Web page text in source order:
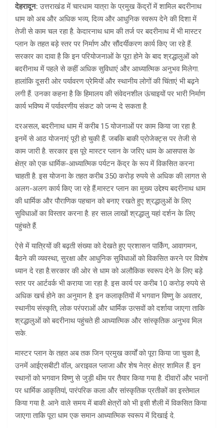
देहरादून:उत्तराखंड में चारधाम यात्रा के प्रमुख केंद्रों में शामिल बदरीनाथ
धाम को अब और अधिक भव्य, दिव्य और आधुनिक स्वरूप देने की दिशा में
तेजी से काम चल रहा है. केदारनाथ धाम की तर्ज पर बदरीनाथ में भी मास्टर
प्लान के तहत बड़े स्तर पर निर्माण और सौंदर्यीकरण कार्य किए जा रहे हैं.
सरकार का दावा है कि इन परियोजनाओं के पूरा होने के बाद श्रद्धालुओं को
बदरीनाथ में पहले से कहीं अधिक सुविधाएं और आध्यात्मिक अनुभव मिलेगा.
हालांकि दूसरी ओर पर्यावरण प्रेमियों और स्थानीय लोगों की चिंताएं भी बढ़ने
लगी हैं. उनका कहना है कि हिमालय की संवेदनशील ऊंचाइयों पर भारी निर्माण
कार्य भविष्य में पर्यावरणीय संकट को जन्म दे सकता है.
दरअसल, बदरीनाथ धाम में करीब 15 योजनाओं पर काम किया जा रहा है.
इनमें से आठ योजनाएं पूरी हो चुकी हैं. जबकि बाकी प्रोजेक्ट्स पर तेजी से
काम जारी है. सरकार इस पूरे मास्टर प्लान के जरिए धाम के आसपास के
क्षेत्र को एक धार्मिक-आध्यात्मिक पर्यटन केंद्र के रूप में विकसित करना
चाहती है. इस योजना के तहत करीब 350 करोड़ रुपये से अधिक की लागत से
अलग-अलग कार्य किए जा रहे हैं.मास्टर प्लान का मुख्य उद्देश्य बदरीनाथ धाम
की धार्मिक और पौराणिक पहचान को बनाए रखते हुए श्रद्धालुओं के लिए
सुविधाओं का विस्तार करना है. हर साल लाखों श्रद्धालु यहां दर्शन के लिए
पहुंचते हैं.
ऐसे में यात्रियों की बढ़ती संख्या को देखते हुए प्रशासन पार्किंग, आवागमन,
बैठने की व्यवस्था, सुरक्षा और आधुनिक सुविधाओं को विकसित करने पर विशेष
ध्यान दे रहा है.सरकार की ओर से धाम को अलौकिक स्वरूप देने के लिए बड़े
स्तर पर आर्टवर्क भी कराया जा रहा है. इस कार्य पर करीब 10 करोड़ रुपये से
अधिक खर्च होने का अनुमान है. इन कलाकृतियों में भगवान विष्णु के अवतार,
स्थानीय संस्कृति, लोक परंपराओं और धार्मिक उत्सवों को दर्शाया जाएगा ताकि
श्रद्धालुओं को बदरीनाथ पहुंचते ही आध्यात्मिक और सांस्कृतिक अनुभव मिल
सके.
मास्टर प्लान के तहत अब तक जिन प्रमुख कार्यों को पूरा किया जा चुका है,
उनमें आईएसबीटी वॉल, अराइवल प्लाजा और शेष नेत्र क्षेत्र शामिल हैं. इन
स्थानों को भगवान विष्णु से जुड़ी थीम पर तैयार किया गया है. दीवारों और भवनों
पर धार्मिक आकृतियां, पारंपरिक कला और सांस्कृतिक प्रतीकों का इस्तेमाल
किया गया है. आने वाले समय में बाकी क्षेत्रों को भी इसी शैली में विकसित किया
जाएगा ताकि पूरा धाम एक समान आध्यात्मिक स्वरूप में दिखाई दे.